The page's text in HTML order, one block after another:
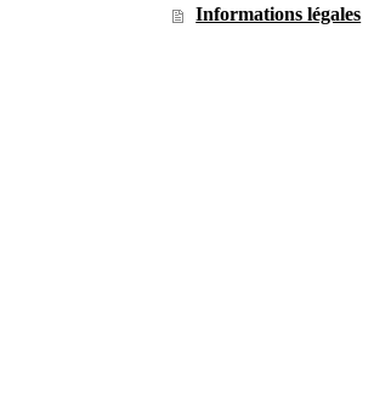
Informations légales